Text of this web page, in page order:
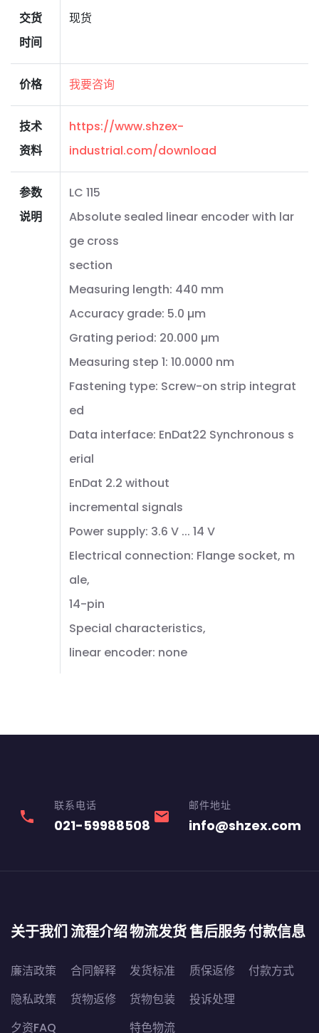
交货
时间
现货
价格 我要咨询
技术
资料
https://www.shzex-
industrial.com/download
参数
说明
LC 115
Absolute sealed linear encoder with lar
ge cross
section
Measuring length: 440 mm
Accuracy grade: 5.0 µm
Grating period: 20.000 µm
Measuring step 1: 10.0000 nm
Fastening type: Screw-on strip integrat
ed
Data interface: EnDat22 Synchronous s
erial
EnDat 2.2 without
incremental signals
Power supply: 3.6 V ... 14 V
Electrical connection: Flange socket, m
ale,
14-pin
Special characteristics,
linear encoder: none
phone
联系电话
021-59988508 email
邮件地址
info@shzex.com
关于我们
廉洁政策
隐私政策
夕资FAQ
流程介绍
合同解释
货物返修
物流发货
发货标准
货物包装
特色物流
售后服务
质保返修
投诉处理
付款信息
付款方式